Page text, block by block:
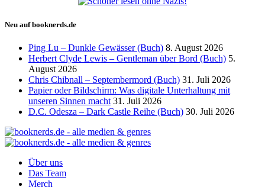
Neu auf booknerds.de
Ping Lu – Dunkle Gewässer (Buch) 8. August 2026
Herbert Clyde Lewis – Gentleman über Bord (Buch) 5.
August 2026
Chris Chibnall – Septembermord (Buch) 31. Juli 2026
Papier oder Bildschirm: Was digitale Unterhaltung mit
unseren Sinnen macht 31. Juli 2026
D.C. Odesza – Dark Castle Reihe (Buch) 30. Juli 2026
Über uns
Das Team
Merch